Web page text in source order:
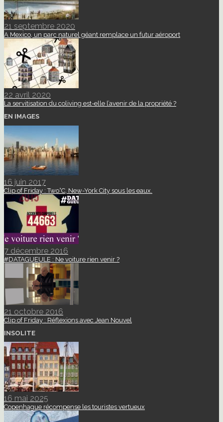
21 septembre 2020
A Mexico, un parc naturel géant remplace un futur aéroport
22 avril 2020
La servitisation du coliving est-elle l’avenir de la propriété ?
EN IMAGES
16 juin 2017
Clip of Friday : Two°C, New-York City sous les eaux.
7 décembre 2016
#DATAGUEULE : Ne voiture rien venir ?
21 octobre 2016
Clip of Friday : Réflexions avec Jean Nouvel
INSOLITE
16 mai 2025
Copenhague récompense les touristes vertueux